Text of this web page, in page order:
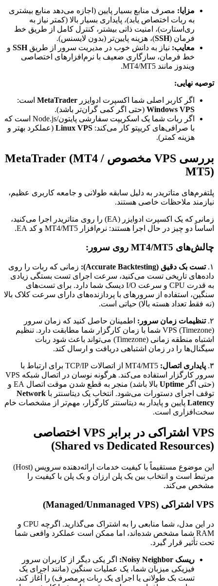
مزایا: مصرف منابع بسیار پایین (اجازه می‌دهد منابع بیشتری
به ربات اختصاص یابد)، پایداری بسیار بالا (کمتر نیاز به
ری‌استارت)، امنیت ذاتی بیشتر، کنترل کامل از طریق خط
فرمان (SSH)، هزینه پایین‌تر (بدون لایسنس).
معایب: نیاز به دانش خوب در مدیریت سرور از طریقSSH و
خط فرمان، سازگاری ضعیف با نرم‌افزارهای اختصاصی
ویندوز مانند MT4/MT5.
توصیه نهایی:
اگر کاربر اصلی شما اکسپرت ادوایزر MetaTrader است:
Windows VPS (حتی اگر کمی گران‌تر باشد).
اگر ربات شما یک اسکریپت سفارشی پایتون/Node.js است که
با صرافی‌های کریپتو کار می‌کند: Linux VPS (عملکرد بهتر و
هزینه کمتر).
بررسی VPS مخصوص MetaTrader (MT4 /
MT5)
پلتفرم‌های متاتریدر به دلیل سابقه طولانی و جامعه کاربری عظیم،
نیازمند ملاحظات خاصی هستند.
زمانی که یک اکسپرت ادوایزر (EA) را روی متاتریدر اجرا می‌کنید،
اساساً دو چیز در حال اجرا هستند: نرم‌افزار MT4/MT5 و کد EA.
چالش‌های MT4/MT5 روی سرور:
۱. تست بک دقیق (Accurate Backtesting):
زمانی که ربات را روی
داده‌های تاریخی تست می‌کنید، سرعت اجرای تست بستگی زیادی
به قدرت CPU و سرعت I/O دیسک شما دارد. برای تست‌های
سنگین، استفاده از سرورهای با پردازنده‌های دارای سرعت کلاک بالا
(نه فقط تعداد هسته بالا) حیاتی است.
۲. تنظیمات زمان سرور: اطمینان حاصل کنید که زمان سرور
(Timezone) VPS شما با زمان کارگزار شما مطابقت دارد. تنظیم
اشتباه منطقه زمانی (Timezone) می‌تواند باعث شود ربات
سیگنال‌ها را در زمان اشتباهی دریافت و ارسال کند.
۳. پایداری اتصال:
MT4/MT5 از اتصالات TCP/IP برای ارتباط با
سرور کارگزار استفاده می‌کند. هرگونه نوسان در اتصال شبکه VPS
(حتی اگر Uptime
بالا باشد) منجر به قطع شدن موقت اتصال EA و
توقف اجرای دستورات می‌شود. انتخاب یک دیتاسنتر با Network
Latency پایین و پایدار به دیتاسنتر کارگزار، مهم‌تر از مشخصات خام
سخت‌افزاری است.
VPS اشتراکی در برابر VPS اختصاصی
(Shared vs Dedicated Resources)
این موضوع مستقیماً با کیفیت خدمات ارائه‌دهنده سرویس (Host)
مرتبط است و انتخاب بین یک پلن ارزان و یک پلن با کیفیت را
مشخص می‌کند.
VPS اشتراکی (Managed/Unmanaged VPS)
در این مدل، شما منابعی را به اشتراک می‌گذارید. اگرچه CPU و
RAM شما مشخص شده‌اند، اما ممکن است عملکرد واقعی شما
تحت تأثیر قرار گیرد.
ریسک Noisy Neighbor:
اگر یکی دیگر از کاربران سرور
فیزیکی میزبان شما، یک عملیات سنگین (مانند اجرای یک
تست بک طولانی یا اجرای یک ربات پرمصرف) را آغاز کند،